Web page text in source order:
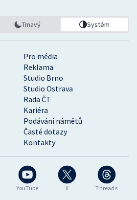
YouTube X Threads
Pro média
Reklama
Studio Brno
Studio Ostrava
Rada ČT
Kariéra
Podávání námětů
Časté dotazy
Kontakty
Tmavý Systém